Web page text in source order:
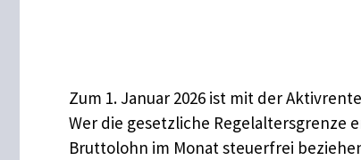
Zum 1. Januar 2026 ist mit der
Wer die gesetzliche Regelaltersgrenze
Bruttolohn im Monat steuerfrei